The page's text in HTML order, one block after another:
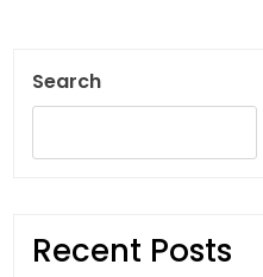
Search
Recent Posts